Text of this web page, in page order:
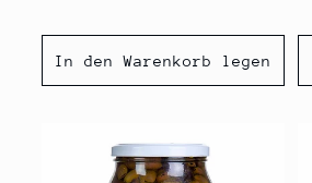
In den Warenkorb legen